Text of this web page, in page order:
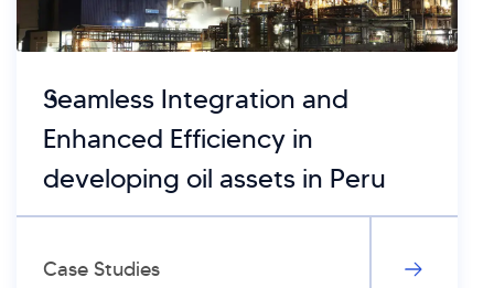
Seamless Integration and
Enhanced Efficiency in
developing oil assets in Peru
Case Studies